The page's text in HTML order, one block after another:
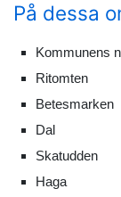
På dessa
Kommunens
Ritomten
Betesmarken
Dal
Skatudden
Haga